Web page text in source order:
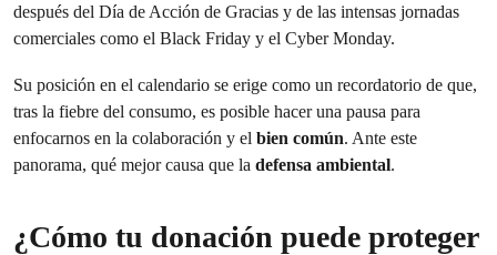
después del Día de Acción de Gracias y de las intensas jornadas
comerciales como el Black Friday y el Cyber Monday.
Su posición en el calendario se erige como un recordatorio de que,
tras la fiebre del consumo, es posible hacer una pausa para
enfocarnos en la colaboración y el bien común. Ante este
panorama, qué mejor causa que la defensa ambiental.
¿Cómo tu donación puede proteger